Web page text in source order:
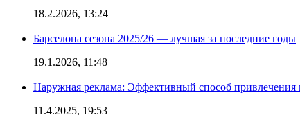
18.2.2026, 13:24
Барселона сезона 2025/26 — лучшая за последние годы
19.1.2026, 11:48
Наружная реклама: Эффективный способ привлечения
11.4.2025, 19:53